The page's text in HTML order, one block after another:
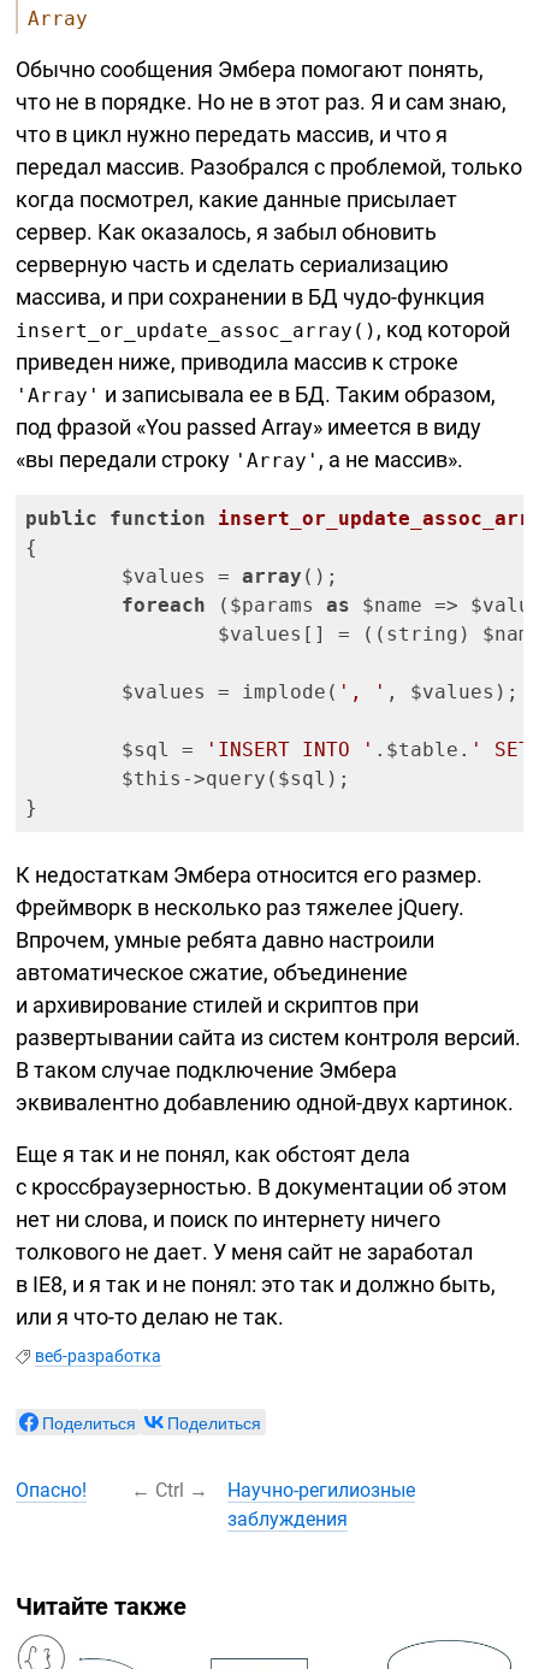
Array
Обычно сообщения Эмбера помогают понять,
что не в порядке. Но не в этот раз. Я и сам знаю,
что в цикл нужно передать массив, и что я
передал массив. Разобрался с проблемой, только
когда посмотрел, какие данные присылает
сервер. Как оказалось, я забыл обновить
серверную часть и сделать сериализацию
массива, и при сохранении в БДчудо-функция
insert_or_update_assoc_array() , код которой
приведен ниже, приводила массив к строке
'Array' и записывала ее в БД. Таким образом,
под фразой «You passed Array» имеется в виду
«вы передали строку 'Array' , а не массив».
public function
{
	$values =
array ();
foreach ($params as $name =>
$values[] = ((string)
	$values = implode(
', ' , $values);
	$sql =
'INSERT INTO ' .$table. '
К недостаткам Эмбера относится его размер.
Фреймворк в несколько раз тяжелее jQuery.
Впрочем, умные ребята давно настроили
автоматическое сжатие, объединение
и архивирование стилей и скриптов при
развертывании сайта из систем контроля версий.
В таком случае подключение Эмбера
эквивалентно добавлениюодной-двух картинок.
Еще я так и не понял, как обстоят дела
с кроссбраузерностью. В документации об этом
нет ни слова, и поиск по интернету ничего
толкового не дает. У меня сайт не заработал
в IE8, и я так и не понял: это так и должно быть,
или ячто-тоделаю не так.
веб-разработка
Поделиться Поделиться
Опасно! ← Ctrl →
Научно-регилиозные
заблуждения
Читайте также